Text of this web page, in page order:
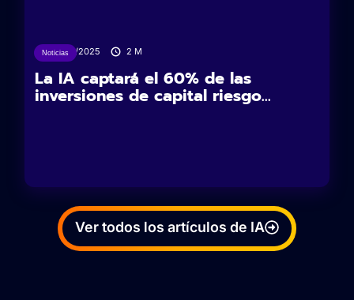
Noticias
17/04/2025 2 M
La IA captará el 60% de las
inversiones de capital riesgo...
Ver todos los artículos de IA